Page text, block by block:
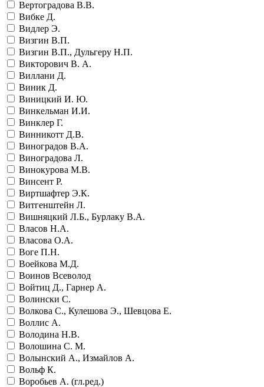
Вертоградова В.В.
Вибке Д.
Видлер Э.
Визгин В.П.
Визгин В.П., Дульгеру Н.П.
Викторович В. А.
Виллани Д.
Виник Д.
Виницкий И. Ю.
Винкельман И.И.
Винклер Г.
Винникотт Д.В.
Виноградов В.А.
Виноградова Л.
Винокурова М.В.
Винсент Р.
Виртшафтер Э.К.
Витгенштейн Л.
Вишняцкий Л.Б., Бурлаку В.А.
Власов Н.А.
Власова О.А.
Воге П.Н.
Воейкова М.Д.
Воинов Всеволод
Войтиц Д., Гарнер А.
Волински С.
Волкова С., Кулешова Э., Шевцова Е.
Воллис А.
Володина Н.В.
Волошина С. М.
Волынский А., Измайлов А.
Вольф К.
Воробьев А. (гл.ред.)